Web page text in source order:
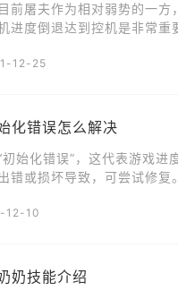
前屠夫作为相对弱势的一
进度倒退达到控机是非常
控制电机的目的。
12-25
化错误怎么解决
始化错误”，这代表游戏
错或损坏导致，可尝试修复
12-10
奶技能介绍